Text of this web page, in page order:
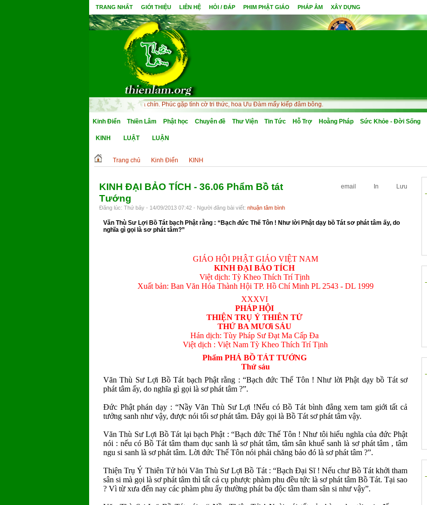
TRANG NHẤT GIỚI THIỆU LIÊN HỆ HỎI / ĐÁP PHIM PHẬT GIÁO PHÁP ÂM XÂY DỰNG
mong thân cận minh sư, quả Bồ Đề một đêm mà chín. Phúc gặp tình cờ tri thức, hoa Ưu Đàm mấy kiếp đâm bông.
Kinh Điển
KINH LUẬT LUẬN
Thiền Lâm Phật học Chuyên đề Thư Viện Tin Tức Hỗ Trợ Hoằng Pháp Sức Khỏe - Đời Sống
Trang chủ Kinh Điển KINH
email In Lưu
KINH ĐẠI BẢO TÍCH - 36.06 Phẩm Bồ tát
Tướng
Đăng lúc: Thứ bảy - 14/09/2013 07:42 - Người đăng bài viết: nhuận tâm bình
Văn Thù Sư Lợi Bồ Tát bạch Phật rằng : “Bạch đức Thế Tôn ! Như lời Phật dạy bồ Tát sơ phát tâm ấy, do
nghĩa gì gọi là sơ phát tâm?”
GIÁO HỘI PHẬT GIÁO VIỆT NAM
KINH ÐẠI BẢO TÍCH
Việt dịch: Tỳ Kheo Thích Trí Tịnh
Xuất bản: Ban Văn Hóa Thành Hội TP. Hồ Chí Minh PL 2543 - DL 1999
XXXVI
PHÁP HỘI
THIỆN TRỤ Ý THIÊN TỬ
THỨ BA MƯƠi SÁU
Hán dịch: Tùy Pháp Sư Ðạt Ma Cấp Ða
Việt dịch : Việt Nam Tỳ Kheo Thích Trí Tịnh
Phẩm PHÁ BỒ TÁT TƯỚNG
Thứ sáu
Văn Thù Sư Lợi Bồ Tát bạch Phật rằng : “Bạch đức Thế Tôn ! Như lời Phật dạy bồ Tát sơ
phát tâm ấy, do nghĩa gì gọi là sơ phát tâm ?”.
Ðức Phật phán dạy : “Nầy Văn Thù Sư Lợi !Nếu có Bồ Tát bình đẳng xem tam giới tất cả
tưởng sanh như vậy, được nói tối sơ phát tâm. Ðây gọi là Bồ Tát sơ phát tâm vậy.
Văn Thù Sư Lợi Bồ Tát lại bạch Phật : “Bạch đức Thế Tôn ! Như tôi hiểu nghĩa của đức Phật
nói : nếu có Bồ Tát tâm tham dục sanh là sơ phát tâm, tâm sân khuể sanh là sơ phát tâm , tâm
ngu si sanh là sơ phát tâm. Lời đức Thế Tôn nói phải chăng bảo đó là sơ phát tâm ?”.
Thiện Trụ Ý Thiên Tử hỏi Văn Thù Sư Lợi Bồ Tát : “Bạch Ðại Sĩ ! Nếu chư Bồ Tát khởi tham
sân si mà gọi là sơ phát tâm thì tất cả cụ phược phàm phu đều tức là sơ phát tâm Bồ Tát. Tại sao
? Vì từ xưa đến nay các phàm phu ấy thường phát ba độc tâm tham sân si như vậy”.